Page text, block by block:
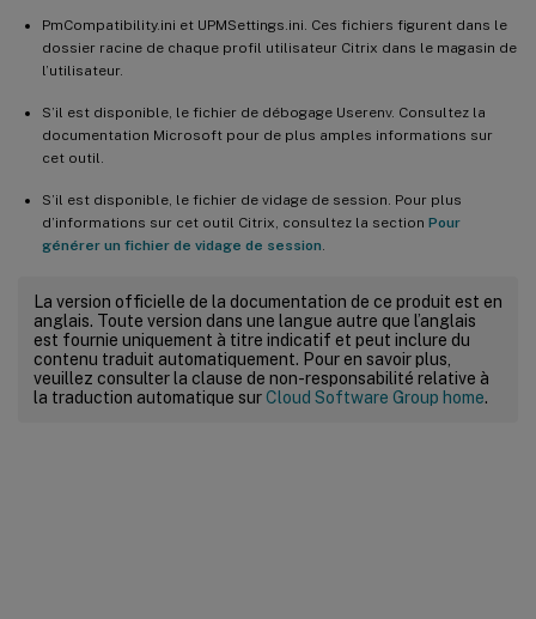
PmCompatibility.ini et UPMSettings.ini. Ces fichiers figurent dans le
dossier racine de chaque profil utilisateur Citrix dans le magasin de
l’utilisateur.
S’il est disponible, le fichier de débogage Userenv. Consultez la
documentation Microsoft pour de plus amples informations sur
cet outil.
S’il est disponible, le fichier de vidage de session. Pour plus
d’informations sur cet outil Citrix, consultez la section Pour
générer un fichier de vidage de session
La version officielle de la documentation de ce produit est en
anglais. Toute version dans une langue autre que l’anglais
est fournie uniquement à titre indicatif et peut inclure du
contenu traduit automatiquement. Pour en savoir plus,
veuillez consulter la clause de non-responsabilité relative à
la traduction automatique surCloud Software Group home.